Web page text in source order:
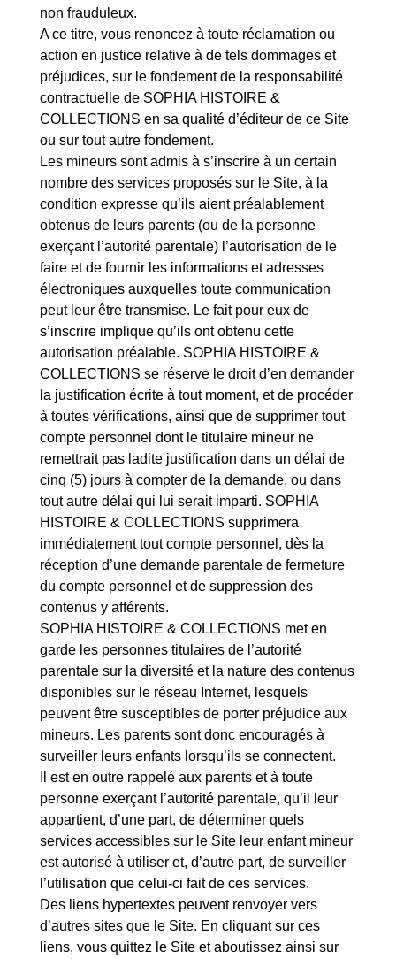
non frauduleux.
A ce titre, vous renoncez à toute réclamation ou
action en justice relative à de tels dommages et
préjudices, sur le fondement de la responsabilité
contractuelle de SOPHIA HISTOIRE &
COLLECTIONS en sa qualité d’éditeur de ce Site
ou sur tout autre fondement.
Les mineurs sont admis à s’inscrire à un certain
nombre des services proposés sur le Site, à la
condition expresse qu’ils aient préalablement
obtenus de leurs parents (ou de la personne
exerçant l’autorité parentale) l’autorisation de le
faire et de fournir les informations et adresses
électroniques auxquelles toute communication
peut leur être transmise. Le fait pour eux de
s’inscrire implique qu’ils ont obtenu cette
autorisation préalable. SOPHIA HISTOIRE &
COLLECTIONS se réserve le droit d’en demander
la justification écrite à tout moment, et de procéder
à toutes vérifications, ainsi que de supprimer tout
compte personnel dont le titulaire mineur ne
remettrait pas ladite justification dans un délai de
cinq (5) jours à compter de la demande, ou dans
tout autre délai qui lui serait imparti. SOPHIA
HISTOIRE & COLLECTIONS supprimera
immédiatement tout compte personnel, dès la
réception d’une demande parentale de fermeture
du compte personnel et de suppression des
contenus y afférents.
SOPHIA HISTOIRE & COLLECTIONS met en
garde les personnes titulaires de l’autorité
parentale sur la diversité et la nature des contenus
disponibles sur le réseau Internet, lesquels
peuvent être susceptibles de porter préjudice aux
mineurs. Les parents sont donc encouragés à
surveiller leurs enfants lorsqu’ils se connectent.
Il est en outre rappelé aux parents et à toute
personne exerçant l’autorité parentale, qu’il leur
appartient, d’une part, de déterminer quels
services accessibles sur le Site leur enfant mineur
est autorisé à utiliser et, d’autre part, de surveiller
l’utilisation que celui-ci fait de ces services.
Des liens hypertextes peuvent renvoyer vers
d’autres sites que le Site. En cliquant sur ces
liens, vous quittez le Site et aboutissez ainsi sur